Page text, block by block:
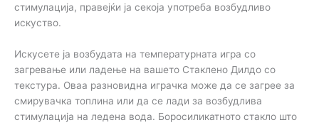
стимулација, правејќи ја секоја употреба возбудливо
искуство.
Искусете ја возбудата на температурната игра со
загревање или ладење на вашето Стаклено Дилдо со
текстура. Оваа разновидна играчка може да се загрее за
смирувачка топлина или да се лади за возбудлива
стимулација на ледена вода. Боросиликатното стакло што